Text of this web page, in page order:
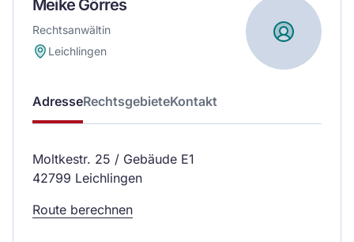
Meike Görres
Rechtsanwältin
Leichlingen
AdresseRechtsgebieteKontakt
Moltkestr. 25 / Gebäude E1
42799 Leichlingen
Route berechnen